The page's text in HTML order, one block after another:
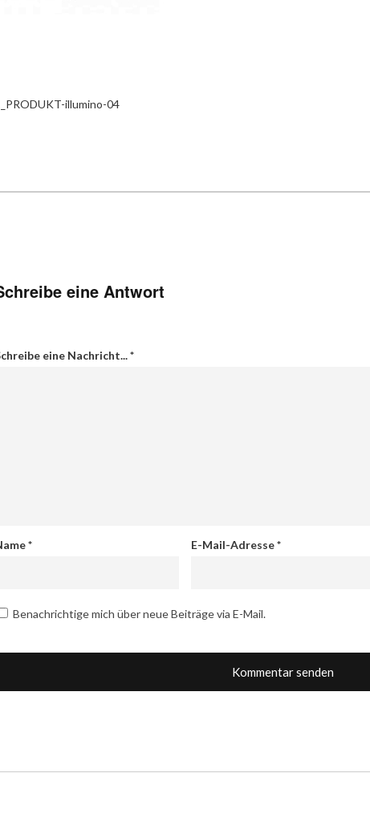
illumino-04
eine Antwort
eine Nachricht...*
* E-Mail-Adresse*
Benachrichtige mich über neue Beiträge via E-Mail.